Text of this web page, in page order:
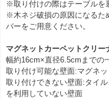
※取り付けの際はテーブルを
※木ネジ破損の原因になるた
バーをご用意ください。
マグネットカーペットクリー
幅約16cm×直径6.5cmまでの
取り付け可能な壁面:マグネ
取り付けできない壁面:タイ
を利用していない壁面